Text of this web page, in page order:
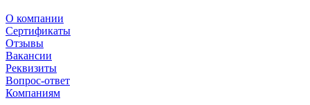
О компании
Сертификаты
Отзывы
Вакансии
Реквизиты
Вопрос-ответ
Компаниям